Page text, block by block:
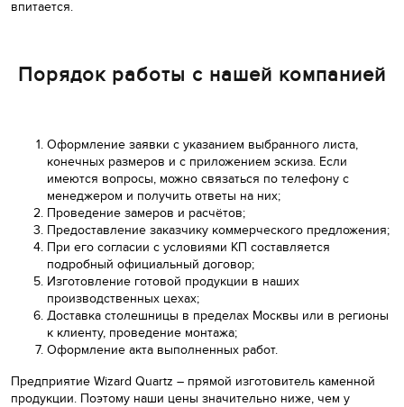
впитается.
Порядок работы с нашей компанией
Оформление заявки с указанием выбранного листа,
конечных размеров и с приложением эскиза. Если
имеются вопросы, можно связаться по телефону с
менеджером и получить ответы на них;
Проведение замеров и расчётов;
Предоставление заказчику коммерческого предложения;
При его согласии с условиями КП составляется
подробный официальный договор;
Изготовление готовой продукции в наших
производственных цехах;
Доставка столешницы в пределах Москвы или в регионы
к клиенту, проведение монтажа;
Оформление акта выполненных работ.
Предприятие Wizard Quartz – прямой изготовитель каменной
продукции. Поэтому наши цены значительно ниже, чем у